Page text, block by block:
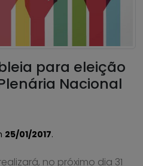
para eleição
Nacional
25/01/2017.
no próximo dia 31